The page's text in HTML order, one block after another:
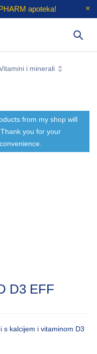
apoteka!
i minerali
from my shop will
you for your
D3 EFF
s kalcijem i vitaminom D3